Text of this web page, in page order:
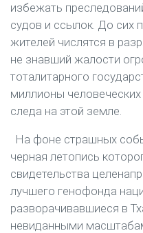
избежать
судов и ссылок. До сих
жителей числятся в
не знавший жалости
тоталитарного
миллионы
следа на этой земле.
На фоне страшных
черная летопись
свидетельства
лучшего генофонда
разворачивавшиеся в
невиданными